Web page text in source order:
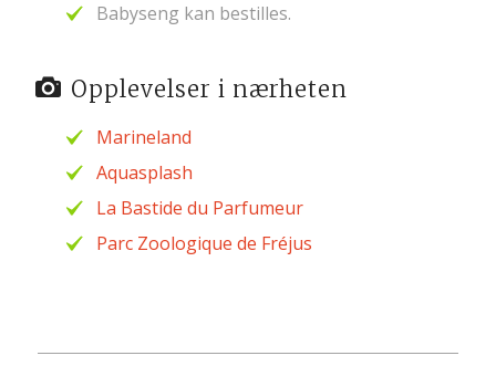
Babyseng kan bestilles.
Opplevelser i nærheten
Marineland
Aquasplash
La Bastide du Parfumeur
Parc Zoologique de Fréjus